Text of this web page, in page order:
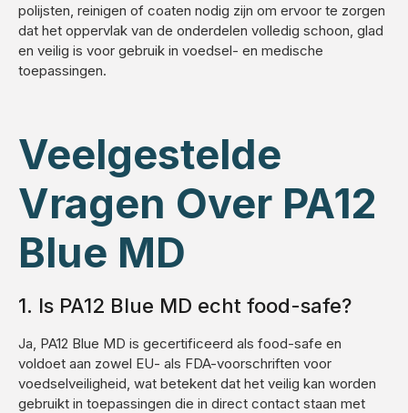
polijsten, reinigen of coaten nodig zijn om ervoor te zorgen
dat het oppervlak van de onderdelen volledig schoon, glad
en veilig is voor gebruik in voedsel- en medische
toepassingen.
Veelgestelde
Vragen Over PA12
Blue MD
1. Is PA12 Blue MD echt food-safe?
Ja, PA12 Blue MD is gecertificeerd als food-safe en
voldoet aan zowel EU- als FDA-voorschriften voor
voedselveiligheid, wat betekent dat het veilig kan worden
gebruikt in toepassingen die in direct contact staan met